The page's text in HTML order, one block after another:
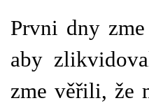
Prvni dny
aby
zme věřili, že